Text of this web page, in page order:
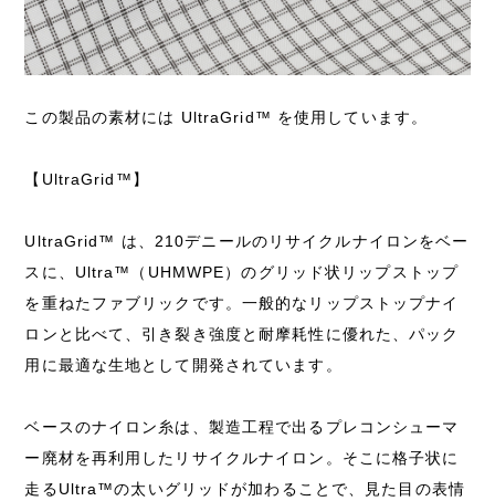
この製品の素材には UltraGrid™ を使用しています。
【UltraGrid™】
UltraGrid™ は、210デニールのリサイクルナイロンをベー
スに、Ultra™（UHMWPE）のグリッド状リップストップ
を重ねたファブリックです。一般的なリップストップナイ
ロンと比べて、引き裂き強度と耐摩耗性に優れた、パック
用に最適な生地として開発されています。
ベースのナイロン糸は、製造工程で出るプレコンシューマ
ー廃材を再利用したリサイクルナイロン。そこに格子状に
走るUltra™の太いグリッドが加わることで、見た目の表情